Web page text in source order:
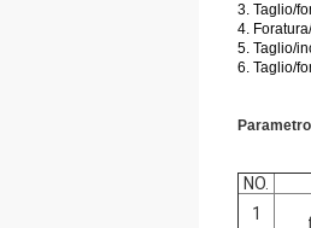
3. Taglio/
4.
5. Taglio/
6. Taglio/
NO.
1